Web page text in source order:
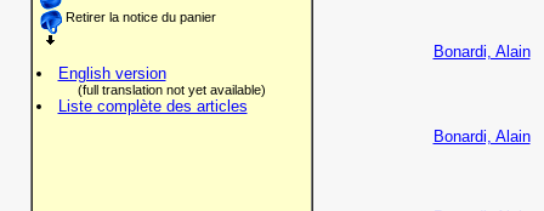
Retirer la notice du panier
English version
(full translation not yet available)
Liste complète des articles
Bonardi, Alain
Bonardi, Alain